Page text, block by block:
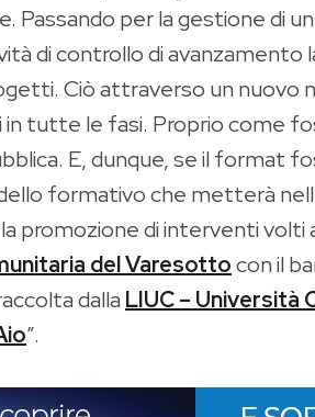
Passando per la gestione di
di controllo di
Ciò attraverso un
tutte le fasi. Proprio come
E, dunque, se il format
formativo che metterà
promozione di interventi
del Varesottocon il
dalla LIUC – Università
”.